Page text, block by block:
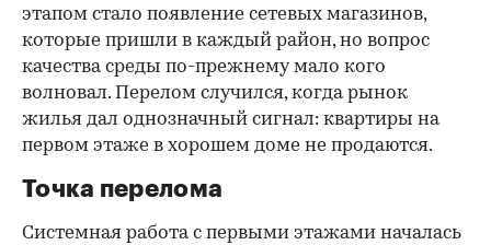
этапом стало появление сетевых магазинов,
которые пришли в каждый район, но вопрос
качества среды по-прежнему мало кого
волновал. Перелом случился, когда рынок
жилья дал однозначный сигнал: квартиры на
первом этаже в хорошем доме не продаются.
Точка перелома
Системная работа с первыми этажами началась